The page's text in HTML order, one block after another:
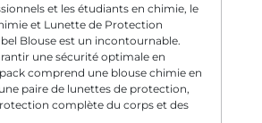
et les étudiants en chimie, le
et Lunette de Protection
Blouse est un incontournable.
une sécurité optimale en
comprend une blouse chimie en
paire de lunettes de protection,
complète du corps et des